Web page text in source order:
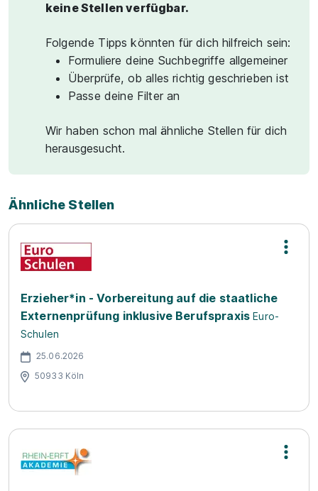
keine Stellen verfügbar.
Folgende Tipps könnten für dich hilfreich sein:
Formuliere deine Suchbegriffe allgemeiner
Überprüfe, ob alles richtig geschrieben ist
Passe deine Filter an
Wir haben schon mal ähnliche Stellen für dich
herausgesucht.
Ähnliche Stellen
Erzieher*in - Vorbereitung auf die staatliche
Externenprüfung inklusive Berufspraxis Euro-
Schulen
25.06.2026
50933 Köln